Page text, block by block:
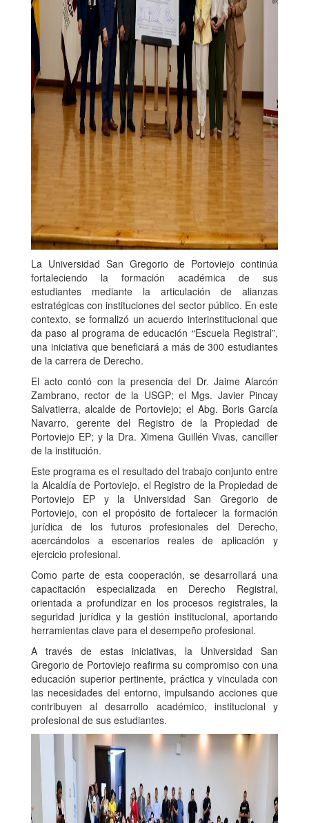
La Universidad San Gregorio de Portoviejo continúa
fortaleciendo la formación académica de sus
estudiantes mediante la articulación de alianzas
estratégicas con instituciones del sector público. En este
contexto, se formalizó un acuerdo interinstitucional que
da paso al programa de educación “Escuela Registral”,
una iniciativa que beneficiará a más de 300 estudiantes
de la carrera de Derecho.
El acto contó con la presencia del Dr. Jaime Alarcón
Zambrano, rector de la USGP; el Mgs. Javier Pincay
Salvatierra, alcalde de Portoviejo; el Abg. Boris García
Navarro, gerente del Registro de la Propiedad de
Portoviejo EP; y la Dra. Ximena Guillén Vivas, canciller
de la institución.
Este programa es el resultado del trabajo conjunto entre
la Alcaldía de Portoviejo, el Registro de la Propiedad de
Portoviejo EP y la Universidad San Gregorio de
Portoviejo, con el propósito de fortalecer la formación
jurídica de los futuros profesionales del Derecho,
acercándolos a escenarios reales de aplicación y
ejercicio profesional.
Como parte de esta cooperación, se desarrollará una
capacitación especializada en Derecho Registral,
orientada a profundizar en los procesos registrales, la
seguridad jurídica y la gestión institucional, aportando
herramientas clave para el desempeño profesional.
A través de estas iniciativas, la Universidad San
Gregorio de Portoviejo reafirma su compromiso con una
educación superior pertinente, práctica y vinculada con
las necesidades del entorno, impulsando acciones que
contribuyen al desarrollo académico, institucional y
profesional de sus estudiantes.